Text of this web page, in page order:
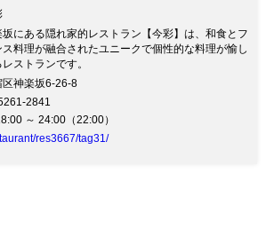
坂にある隠れ家的レストラン【今彩】は、和食とフ
ス料理が融合されたユニークで個性的な料理が愉し
ストランです。
区神楽坂6-26-8
2841
～ 24:00（22:00）
res3667/tag31/